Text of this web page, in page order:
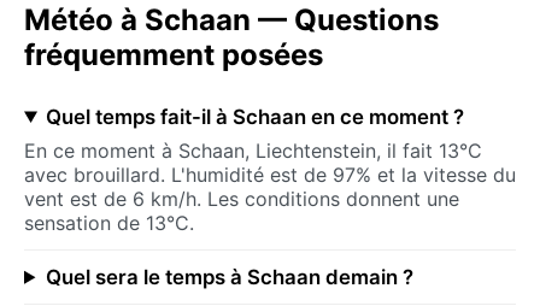
Météo à Schaan — Questions
fréquemment posées
Quel temps fait-il à Schaan en ce moment ?
En ce moment à Schaan, Liechtenstein, il fait 13°C
avec brouillard. L'humidité est de 97% et la vitesse du
vent est de 6 km/h. Les conditions donnent une
sensation de 13°C.
Quel sera le temps à Schaan demain ?